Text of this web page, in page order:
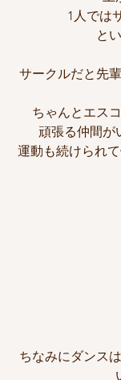
1人では
と
サークルだと先
ちゃんとエス
頑張る仲間が
運動も続けられ
ちなみにダンス